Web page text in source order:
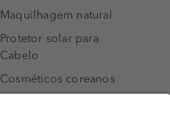
Maquilhagem natural
Protetor solar para
Cabelo
Cosméticos coreanos